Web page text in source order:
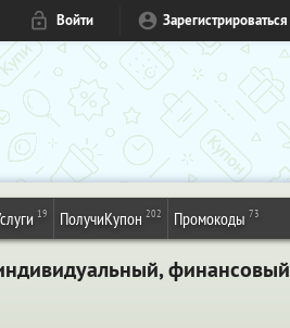
Войти Зарегистрироваться
19 ПолучиКупон 202 Промокоды 73
финансовый